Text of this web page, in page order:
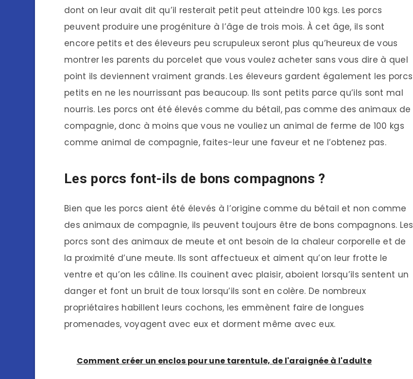
dont on leur avait dit qu’il resterait petit peut atteindre 100 kgs. Les porcs
peuvent produire une progéniture à l’âge de trois mois. À cet âge, ils sont
encore petits et des éleveurs peu scrupuleux seront plus qu’heureux de vous
montrer les parents du porcelet que vous voulez acheter sans vous dire à quel
point ils deviennent vraiment grands. Les éleveurs gardent également les porcs
petits en ne les nourrissant pas beaucoup. Ils sont petits parce qu’ils sont mal
nourris. Les porcs ont été élevés comme du bétail, pas comme des animaux de
compagnie, donc à moins que vous ne vouliez un animal de ferme de 100 kgs
comme animal de compagnie, faites-leur une faveur et ne l’obtenez pas.
Les porcs font-ils de bons compagnons ?
Bien que les porcs aient été élevés à l’origine comme du bétail et non comme
des animaux de compagnie, ils peuvent toujours être de bons compagnons. Les
porcs sont des animaux de meute et ont besoin de la chaleur corporelle et de
la proximité d’une meute. Ils sont affectueux et aiment qu’on leur frotte le
ventre et qu’on les câline. Ils couinent avec plaisir, aboient lorsqu’ils sentent un
danger et font un bruit de toux lorsqu’ils sont en colère. De nombreux
propriétaires habillent leurs cochons, les emmènent faire de longues
promenades, voyagent avec eux et dorment même avec eux.
Comment créer un enclos pour une tarentule, de l'araignée à l'adulte